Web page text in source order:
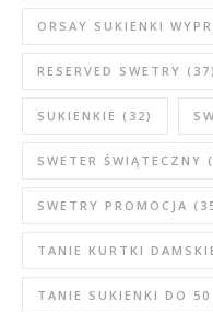
ORSAY SUKIENKI
RESERVED SWETRY (37)
SUKIENKIE (32)
SWETER ŚWIĄTECZNY
SWETRY PROMOCJA
TANIE KURTKI
TANIE SUKIENKI DO 50